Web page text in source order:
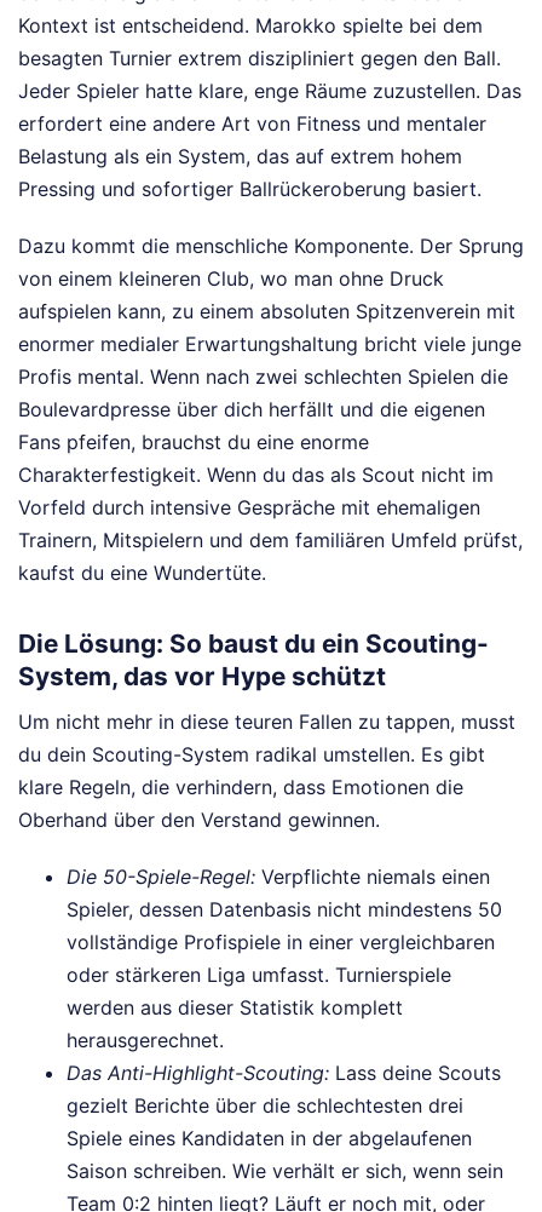
Kontext ist entscheidend. Marokko spielte bei dem
besagten Turnier extrem diszipliniert gegen den Ball.
Jeder Spieler hatte klare, enge Räume zuzustellen. Das
erfordert eine andere Art von Fitness und mentaler
Belastung als ein System, das auf extrem hohem
Pressing und sofortiger Ballrückeroberung basiert.
Dazu kommt die menschliche Komponente. Der Sprung
von einem kleineren Club, wo man ohne Druck
aufspielen kann, zu einem absoluten Spitzenverein mit
enormer medialer Erwartungshaltung bricht viele junge
Profis mental. Wenn nach zwei schlechten Spielen die
Boulevardpresse über dich herfällt und die eigenen
Fans pfeifen, brauchst du eine enorme
Charakterfestigkeit. Wenn du das als Scout nicht im
Vorfeld durch intensive Gespräche mit ehemaligen
Trainern, Mitspielern und dem familiären Umfeld prüfst,
kaufst du eine Wundertüte.
Die Lösung: So baust du ein Scouting-
System, das vor Hype schützt
Um nicht mehr in diese teuren Fallen zu tappen, musst
du dein Scouting-System radikal umstellen. Es gibt
klare Regeln, die verhindern, dass Emotionen die
Oberhand über den Verstand gewinnen.
Die 50-Spiele-Regel: Verpflichte niemals einen
Spieler, dessen Datenbasis nicht mindestens 50
vollständige Profispiele in einer vergleichbaren
oder stärkeren Liga umfasst. Turnierspiele
werden aus dieser Statistik komplett
herausgerechnet.
Das Anti-Highlight-Scouting: Lass deine Scouts
gezielt Berichte über die schlechtesten drei
Spiele eines Kandidaten in der abgelaufenen
Saison schreiben. Wie verhält er sich, wenn sein
Team 0:2 hinten liegt? Läuft er noch mit, oder